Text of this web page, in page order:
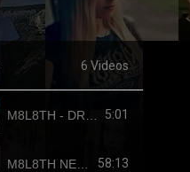
6 Videos
5:01
58:13